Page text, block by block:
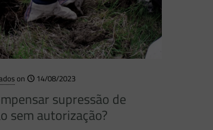
on 14/08/2023
supressão de
sem autorização?